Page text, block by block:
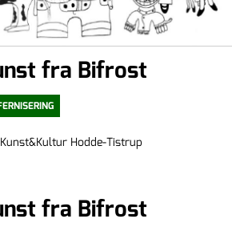
fra Bifrost
Hodde-Tistrup
fra Bifrost